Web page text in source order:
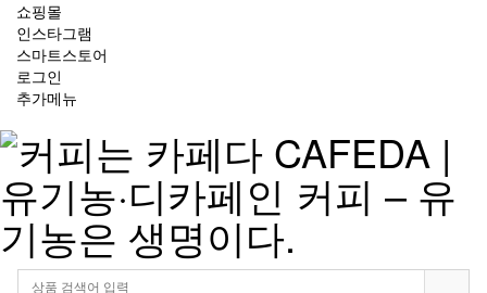
쇼핑몰
인스타그램
스마트스토어
로그인
추가메뉴